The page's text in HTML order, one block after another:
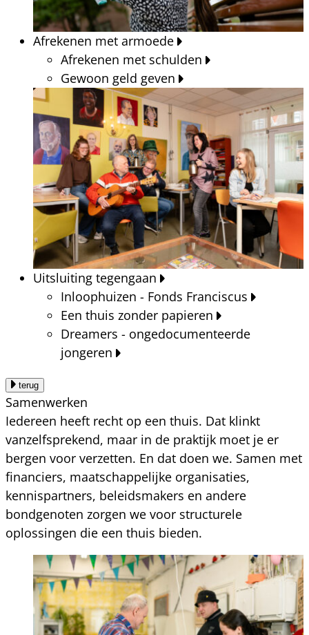
Afrekenen met armoede
Afrekenen met schulden
Gewoon geld geven
Uitsluiting tegengaan
Inloophuizen - Fonds Franciscus
Een thuis zonder papieren
Dreamers - ongedocumenteerde
jongeren
terug
Samenwerken
Iedereen heeft recht op een thuis. Dat klinkt
vanzelfsprekend, maar in de praktijk moet je er
bergen voor verzetten. En dat doen we. Samen met
financiers, maatschappelijke organisaties,
kennispartners, beleidsmakers en andere
bondgenoten zorgen we voor structurele
oplossingen die een thuis bieden.